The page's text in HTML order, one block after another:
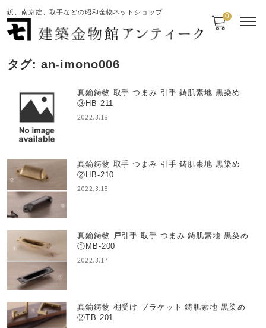
鋲、南京錠、取手などの昭和金物ネットショップ 0
タグ: an-imono006
真鍮鋳物 取手 つまみ 引手 鋳肌素地 黒染め
③HB-211
2022.3.18
真鍮鋳物 取手 つまみ 引手 鋳肌素地 黒染め
②HB-210
2022.3.18
真鍮鋳物 戸引手 取手 つまみ 鋳肌素地 黒染め
①MB-200
2022.3.17
真鍮鋳物 棚受け ブラケット 鋳肌素地 黒染め
②TB-201